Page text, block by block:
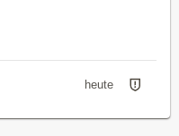
heute